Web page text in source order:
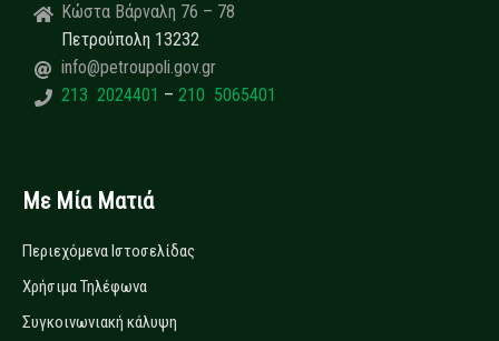
Κώστα Βάρναλη 76 – 78
Πετρούπολη 13232
info@petroupoli.gov.gr
213 2024401 – 210 5065401
Με Μία Ματιά
Περιεχόμενα Ιστοσελίδας
Χρήσιμα Τηλέφωνα
Συγκοινωνιακή κάλυψη